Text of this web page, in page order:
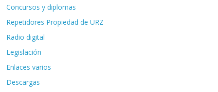
Concursos y diplomas
Repetidores Propiedad de URZ
Radio digital
Legislación
Enlaces varios
Descargas